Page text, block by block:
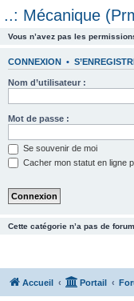
..: Mécanique
Vous n’avez pas les
CONNEXION •
Nom d’utilisateur :
Mot de passe :
Se souvenir de moi
Cacher mon statut en ligne
Cette catégorie n’a pas de
Accueil Portail